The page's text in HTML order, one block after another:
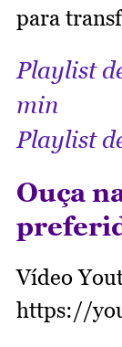
para
Playlist
min
Playlist
Ouça
Vídeo
https://